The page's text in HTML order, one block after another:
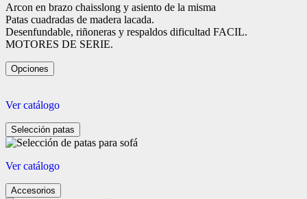
Arcon en brazo chaisslong y asiento de la misma
Patas cuadradas de madera lacada.
Desenfundable, riñoneras y respaldos dificultad FACIL.
MOTORES DE SERIE.
Opciones
Ver catálogo
Selección patas
Ver catálogo
Accesorios